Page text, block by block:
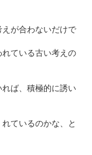
が合わないだけで
ている古い考えの
ば、積極的に誘い
ているのかな、と